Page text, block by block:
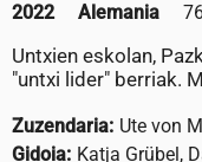
2022 Alemania
Untxien eskolan,
"untxi lider" berriak.
Zuzendaria: Ute von
Gidoia: Katja Grübel,